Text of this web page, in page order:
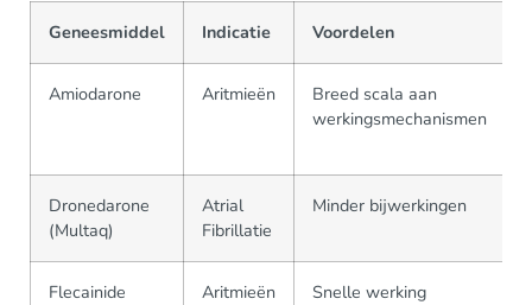
Geneesmiddel Indicatie Voordelen
Amiodarone Aritmieën
Breed scala aan
werkingsmechanismen
Dronedarone
(Multaq)
Atrial
Fibrillatie
Minder bijwerkingen
Flecainide Aritmieën Snelle werking